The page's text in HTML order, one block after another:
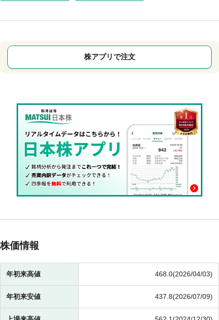
株アプリで注文
株価情報
年初来高値 468.0(2026/04/03)
年初来安値 437.8(2026/07/09)